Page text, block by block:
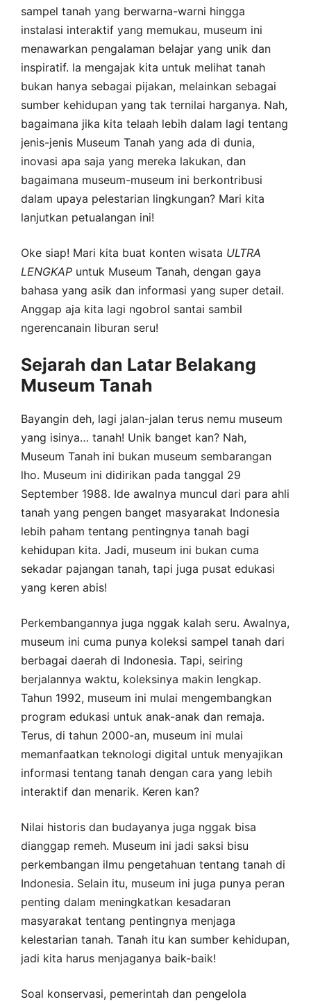
sampel tanah yang berwarna-warni hingga
instalasi interaktif yang memukau, museum ini
menawarkan pengalaman belajar yang unik dan
inspiratif. Ia mengajak kita untuk melihat tanah
bukan hanya sebagai pijakan, melainkan sebagai
sumber kehidupan yang tak ternilai harganya. Nah,
bagaimana jika kita telaah lebih dalam lagi tentang
jenis-jenis Museum Tanah yang ada di dunia,
inovasi apa saja yang mereka lakukan, dan
bagaimana museum-museum ini berkontribusi
dalam upaya pelestarian lingkungan? Mari kita
lanjutkan petualangan ini!
Oke siap! Mari kita buat konten wisata ULTRA
LENGKAP untuk Museum Tanah, dengan gaya
bahasa yang asik dan informasi yang super detail.
Anggap aja kita lagi ngobrol santai sambil
ngerencanain liburan seru!
Sejarah dan Latar Belakang
Museum Tanah
Bayangin deh, lagi jalan-jalan terus nemu museum
yang isinya… tanah! Unik banget kan? Nah,
Museum Tanah ini bukan museum sembarangan
lho. Museum ini didirikan pada tanggal 29
September 1988. Ide awalnya muncul dari para ahli
tanah yang pengen banget masyarakat Indonesia
lebih paham tentang pentingnya tanah bagi
kehidupan kita. Jadi, museum ini bukan cuma
sekadar pajangan tanah, tapi juga pusat edukasi
yang keren abis!
Perkembangannya juga nggak kalah seru. Awalnya,
museum ini cuma punya koleksi sampel tanah dari
berbagai daerah di Indonesia. Tapi, seiring
berjalannya waktu, koleksinya makin lengkap.
Tahun 1992, museum ini mulai mengembangkan
program edukasi untuk anak-anak dan remaja.
Terus, di tahun 2000-an, museum ini mulai
memanfaatkan teknologi digital untuk menyajikan
informasi tentang tanah dengan cara yang lebih
interaktif dan menarik. Keren kan?
Nilai historis dan budayanya juga nggak bisa
dianggap remeh. Museum ini jadi saksi bisu
perkembangan ilmu pengetahuan tentang tanah di
Indonesia. Selain itu, museum ini juga punya peran
penting dalam meningkatkan kesadaran
masyarakat tentang pentingnya menjaga
kelestarian tanah. Tanah itu kan sumber kehidupan,
jadi kita harus menjaganya baik-baik!
Soal konservasi, pemerintah dan pengelola